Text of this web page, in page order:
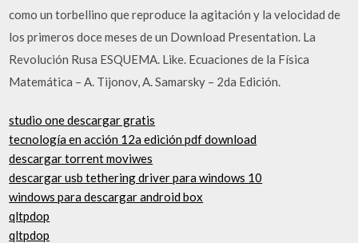
como un torbellino que reproduce la agitación y la velocidad de
los primeros doce meses de un Download Presentation. La
Revolución Rusa ESQUEMA. Like. Ecuaciones de la Física
Matemática – A. Tijonov, A. Samarsky – 2da Edición.
studio one descargar gratis
tecnología en acción 12a edición pdf download
descargar torrent moviwes
descargar usb tethering driver para windows 10
windows para descargar android box
qltpdop
qltpdop